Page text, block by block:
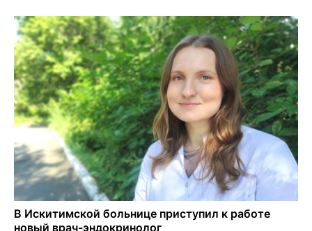
Покрытие рулежных дорожек обновили в аэропорту
Толмачево по нацпроекту
В Новосибирске зафиксирован рост заболеваемости
энтеровирусной инфекцией